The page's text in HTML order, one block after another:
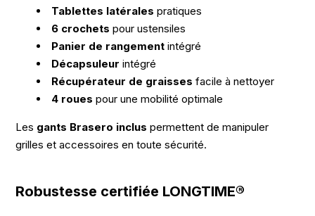
Tablettes latérales pratiques
6 crochets pour ustensiles
Panier de rangement intégré
Décapsuleur intégré
Récupérateur de graisses facile à nettoyer
4 roues pour une mobilité optimale
Les gants Brasero inclus permettent de manipuler
grilles et accessoires en toute sécurité.
Robustesse certifiée LONGTIME®